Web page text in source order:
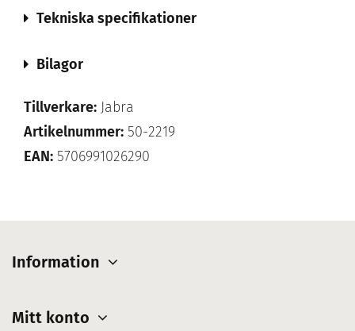
Tekniska specifikationer
Bilagor
Tillverkare: Jabra
Artikelnummer: 50-2219
EAN: 5706991026290
Information
Mitt konto